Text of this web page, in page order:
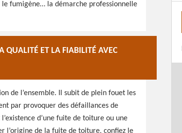
fumigène… la démarche professionnelle
QUALITÉ ET LA FIABILITÉ AVEC
de l’ensemble. Il subit de plein fouet les
par provoquer des défaillances de
d’une fuite de toiture ou une
l’origine de la fuite de toiture, confiez le